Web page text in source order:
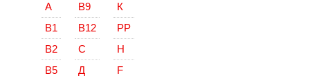
А
В1
В2
В5
В9
В12
С
Д
К
РР
Н
F